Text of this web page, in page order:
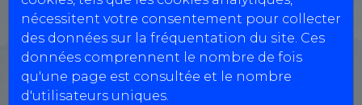
nécessitent votre consentement pour collecter
des données sur la fréquentation du site. Ces
données comprennent le nombre de fois
qu'une page est consultée et le nombre
d'utilisateurs uniques.
11 avenue de Borde Blanche,
31290 VILLEFRANCHE-DE-
LAURAGAIS